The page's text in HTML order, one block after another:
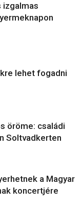
izgalmas
lehet fogadni
öröme: családi
Soltvadkerten
a Magyar
koncertjére